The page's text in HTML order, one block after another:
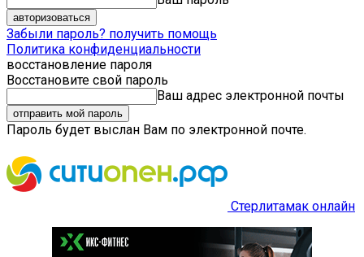
Забыли пароль? получить помощь
Политика конфиденциальности
восстановление пароля
Восстановите свой пароль
Ваш адрес электронной почты
Пароль будет выслан Вам по электронной почте.
Стерлитамак онлайн